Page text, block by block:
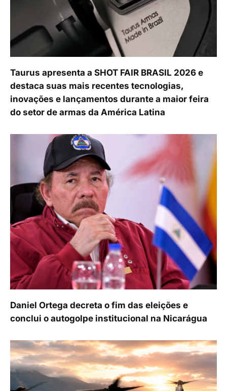
Taurus apresenta a SHOT FAIR BRASIL 2026 e
destaca suas mais recentes tecnologias,
inovações e lançamentos durante a maior feira
do setor de armas da América Latina
Daniel Ortega decreta o fim das eleições e
conclui o autogolpe institucional na Nicarágua